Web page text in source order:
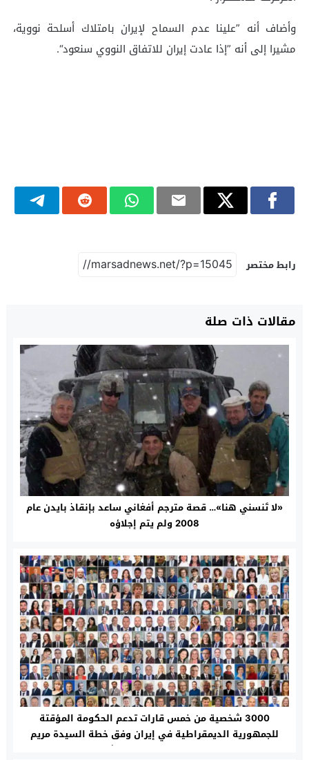
وأضاف أنه ”علينا عدم السماح لإيران بامتلاك أسلحة نووية،
مشيرا إلى أنه ”إذا عادت إيران للاتفاق النووي سنعود“.
رابط مختصر
مقالات ذات صلة
«لا تَنسني هنا»… قصة مترجم أفغاني ساعد بإنقاذ بايدن عام
2008 ولم يتم إجلاؤه
3000 شخصية من خمس قارات تدعم الحكومة المؤقتة
للجمهورية الديمقراطية في إيران وفق خطة السيدة مريم
رجوي ذات النقاط العشر